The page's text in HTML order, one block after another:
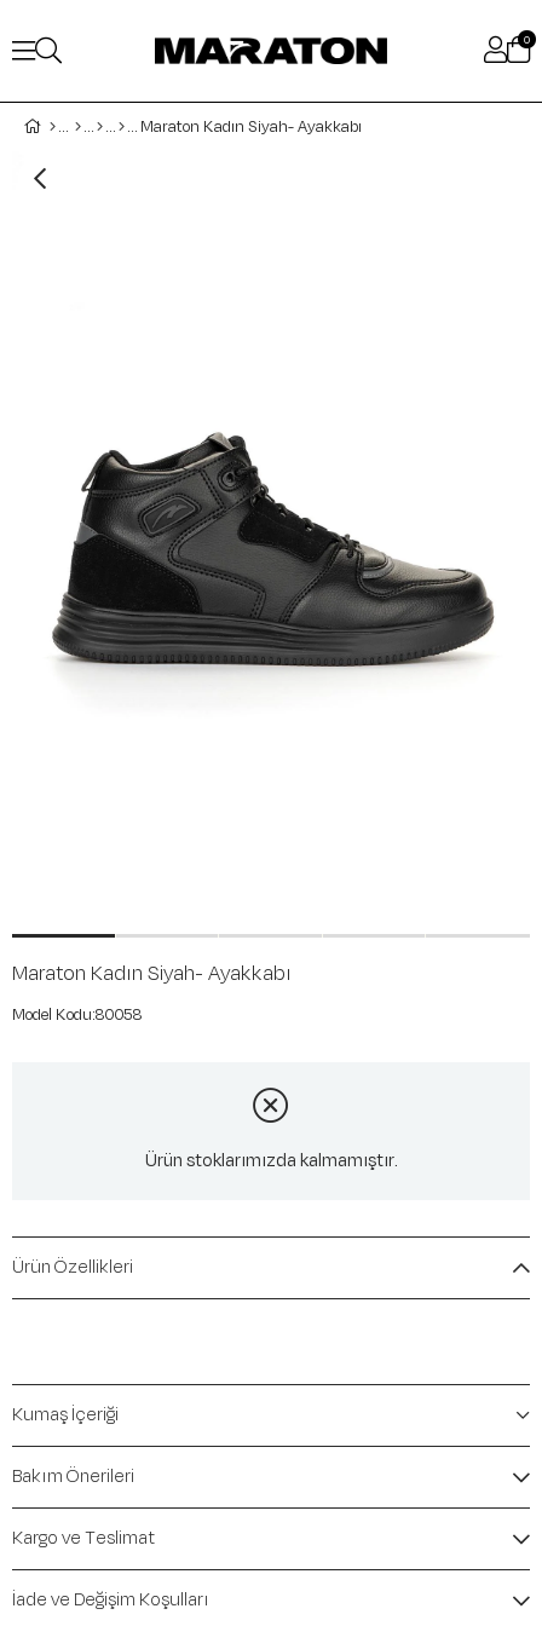
0
Maraton Kadın Siyah- Ayakkabı
Maraton Kadın Siyah- Ayakkabı
80058
Ürün stoklarımızda kalmamıştır.
Ürün Özellikleri
Kumaş İçeriği
Bakım Önerileri
Kargo ve Teslimat
İade ve Değişim Koşulları